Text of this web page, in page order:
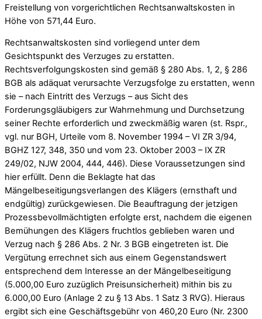
Freistellung von vorgerichtlichen Rechtsanwaltskosten in
Höhe von 571,44 Euro.
Rechtsanwaltskosten sind vorliegend unter dem
Gesichtspunkt des Verzuges zu erstatten.
Rechtsverfolgungskosten sind gemäß § 280 Abs. 1, 2, § 286
BGB als adäquat verursachte Verzugsfolge zu erstatten, wenn
sie – nach Eintritt des Verzugs – aus Sicht des
Forderungsgläubigers zur Wahrnehmung und Durchsetzung
seiner Rechte erforderlich und zweckmäßig waren (st. Rspr.,
vgl. nur BGH, Urteile vom 8. November 1994 – VI ZR 3/94,
BGHZ 127, 348, 350 und vom 23. Oktober 2003 – IX ZR
249/02, NJW 2004, 444, 446). Diese Voraussetzungen sind
hier erfüllt. Denn die Beklagte hat das
Mängelbeseitigungsverlangen des Klägers (ernsthaft und
endgültig) zurückgewiesen. Die Beauftragung der jetzigen
Prozessbevollmächtigten erfolgte erst, nachdem die eigenen
Bemühungen des Klägers fruchtlos geblieben waren und
Verzug nach § 286 Abs. 2 Nr. 3 BGB eingetreten ist. Die
Vergütung errechnet sich aus einem Gegenstandswert
entsprechend dem Interesse an der Mängelbeseitigung
(5.000,00 Euro zuzüglich Preisunsicherheit) mithin bis zu
6.000,00 Euro (Anlage 2 zu § 13 Abs. 1 Satz 3 RVG). Hieraus
ergibt sich eine Geschäftsgebühr von 460,20 Euro (Nr. 2300